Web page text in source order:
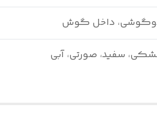
داخل گوش
سفید، صورتی، آبی